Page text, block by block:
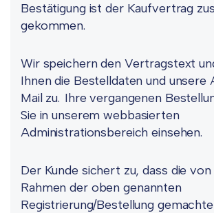
Bestätigung ist der Kaufvertrag
gekommen.
Wir speichern den Vertragstext
Ihnen die Bestelldaten und unsere
Mail zu. Ihre vergangenen
Sie in unserem webbasierten
Administrationsbereich einsehen.
Der Kunde sichert zu, dass die
Rahmen der oben genannten
Registrierung/Bestellung